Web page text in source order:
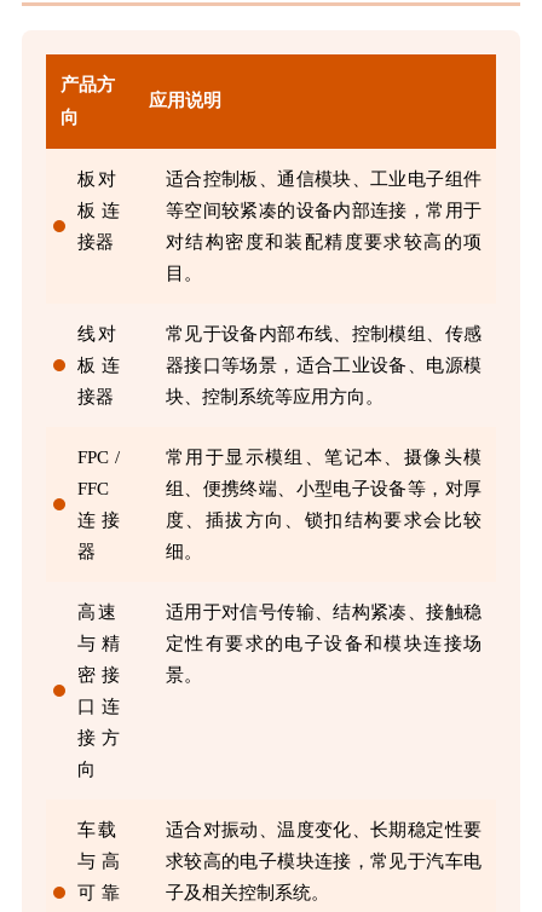
产品方
向
应用说明
板对
板连
接器
适合控制板、通信模块、工业电子组件
等空间较紧凑的设备内部连接，常用于
对结构密度和装配精度要求较高的项
目。
线对
板连
接器
常见于设备内部布线、控制模组、传感
器接口等场景，适合工业设备、电源模
块、控制系统等应用方向。
FPC /
FFC
连接
器
常用于显示模组、笔记本、摄像头模
组、便携终端、小型电子设备等，对厚
度、插拔方向、锁扣结构要求会比较
细。
高速
与精
密接
口连
接方
向
适用于对信号传输、结构紧凑、接触稳
定性有要求的电子设备和模块连接场
景。
车载
与高
可靠
适合对振动、温度变化、长期稳定性要
求较高的电子模块连接，常见于汽车电
子及相关控制系统。